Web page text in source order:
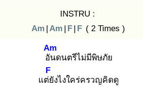
INSTRU :
Am | Am | F | F ( 2 Times )
อัน
Am
ดนตรีไม่มีพิษภัย
แต่ยั
F
งไงใคร่ครวญคิดดู